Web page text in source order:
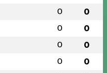
0 0
0 0
0 0
0 0